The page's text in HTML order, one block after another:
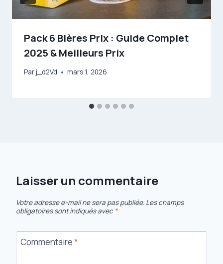
Pack 6 Bières Prix : Guide Complet
2025 & Meilleurs Prix
Parj_d2Vd mars 1, 2026
Laisser un commentaire
Votre adresse e-mail ne sera pas publiée. Les champs
obligatoires sont indiqués avec *
Commentaire*